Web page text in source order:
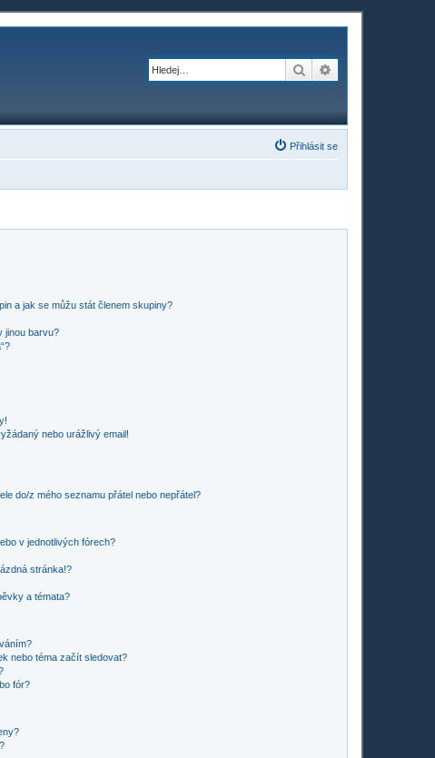
Hledat
Přihlásit se
a jak se můžu stát členem skupiny?
jinou barvu?
nebo urážlivý email!
do/z mého seznamu přátel nebo nepřátel?
v jednotlivých fórech?
stránka!?
a témata?
nebo téma začít sledovat?
fór?